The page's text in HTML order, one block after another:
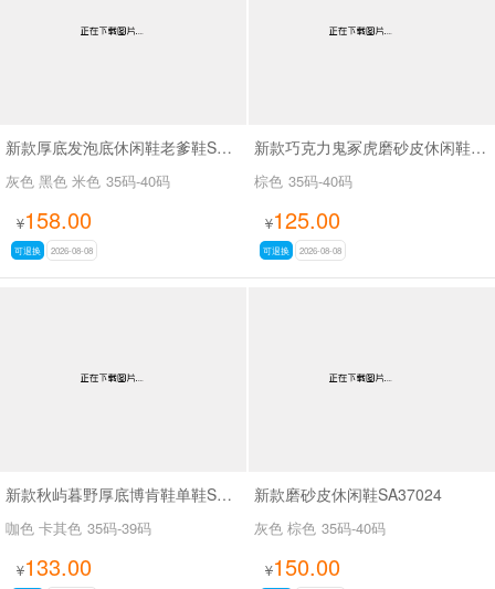
新款厚底发泡底休闲鞋老爹鞋SA629-1
灰色 黑色 米色 35码-40码
¥158.00
可退换 2026-08-08
新款巧克力鬼冢虎磨砂皮休闲鞋SA9208
棕色 35码-40码
¥125.00
可退换 2026-08-08
新款秋屿暮野厚底博肯鞋单鞋SA70767
咖色 卡其色 35码-39码
¥133.00
新款磨砂皮休闲鞋SA37024
灰色 棕色 35码-40码
¥150.00